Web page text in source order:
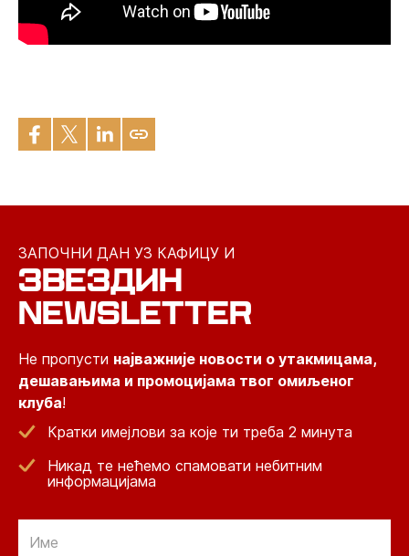
ЗАПОЧНИ ДАН УЗ КАФИЦУ И
ЗВЕЗДИН
NEWSLETTER
Не пропусти најважније новости о утакмицама,
дешавањима и промоцијама твог омиљеног
клуба!
Кратки имејлови за које ти треба 2 минута
Никад те нећемо спамовати небитним
информацијама